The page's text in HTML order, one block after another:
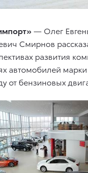
— Олег
Смирнов
развития
автомобилей
от бензиновых